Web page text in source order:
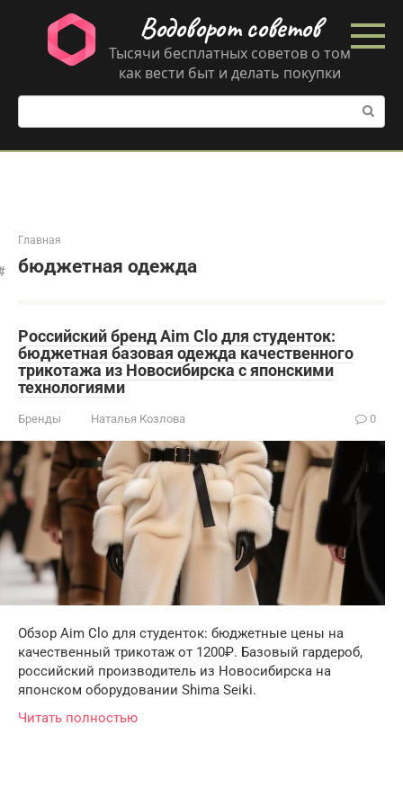
контенту
Водоворот советов
Тысячи бесплатных советов о том
как вести быт и делать покупки
Поиск:
Главная
бюджетная одежда
Российский бренд Aim Clo для студенток:
бюджетная базовая одежда качественного
трикотажа из Новосибирска с японскими
технологиями
Бренды Наталья Козлова 0
Обзор Aim Clo для студенток: бюджетные цены на
качественный трикотаж от 1200₽. Базовый гардероб,
российский производитель из Новосибирска на
японском оборудовании Shima Seiki.
Читать полностью